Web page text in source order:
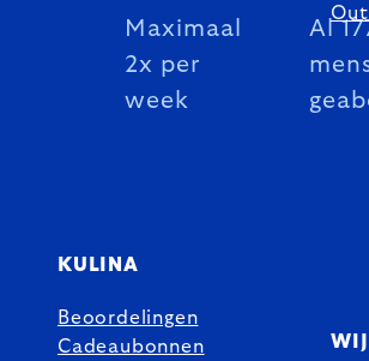
Maximaal
2x per
week
Al
KULINA
Beoordelingen
Cadeaubonnen